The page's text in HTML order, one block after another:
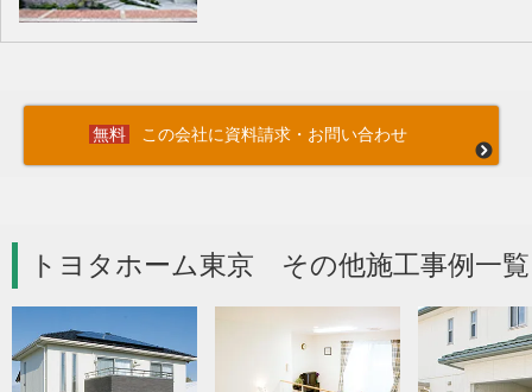
この会社に資料請求・お問い合わせ
トヨタホーム東京 その他施工事例一